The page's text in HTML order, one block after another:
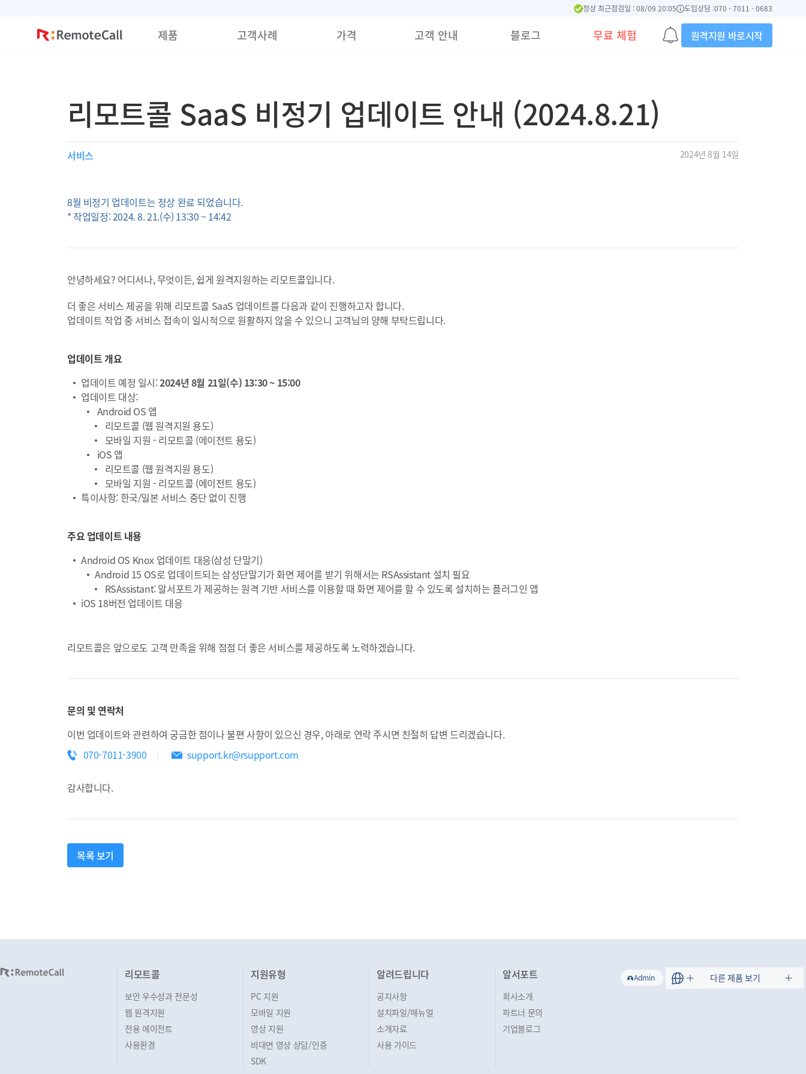
정상 최근점검일 : 08/09 20:05 도입상담 :070 - 7011 - 0683
제품 고객사례 가격 고객 안내 블로그 무료 체험 원격지원 바로시작
리모트콜 SaaS 비정기 업데이트 안내 (2024.8.21)
서비스 2024년 8월 14일
8월 비정기 업데이트는 정상 완료 되었습니다.
* 작업일정: 2024. 8. 21.(수) 13:30 ~ 14:42
안녕하세요? 어디서나, 무엇이든, 쉽게 원격지원하는 리모트콜입니다.
더 좋은 서비스 제공을 위해 리모트콜 SaaS 업데이트를 다음과 같이 진행하고자 합니다.
업데이트 작업 중 서비스 접속이 일시적으로 원활하지 않을 수 있으니 고객님의 양해 부탁드립니다.
업데이트 개요
업데이트 예정 일시:2024년 8월 21일(수) 13:30 ~ 15:00
업데이트 대상:
Android OS 앱
리모트콜 (웹 원격지원 용도)
모바일 지원 - 리모트콜 (에이전트 용도)
iOS 앱
리모트콜 (웹 원격지원 용도)
모바일 지원 - 리모트콜 (에이전트 용도)
특이사항: 한국/일본 서비스 중단 없이 진행
주요 업데이트 내용
Android OS Knox 업데이트 대응(삼성 단말기)
Android 15 OS로 업데이트되는 삼성단말기가 화면 제어를 받기 위해서는 RSAssistant 설치 필요
RSAssistant: 알서포트가 제공하는 원격 기반 서비스를 이용할 때 화면 제어를 할 수 있도록 설치하는 플러그인 앱
iOS 18버전 업데이트 대응
리모트콜은 앞으로도 고객 만족을 위해 점점 더 좋은 서비스를 제공하도록 노력하겠습니다.
문의 및 연락처
이번 업데이트와 관련하여 궁금한 점이나 불편 사항이 있으신 경우, 아래로 연락 주시면 친절히 답변 드리겠습니다.
070-7011-3900
support.kr@rsupport.com
감사합니다.
목록 보기
리모트콜
보안 우수성과 전문성
웹 원격지원
전용 에이전트
사용환경
지원유형
PC 지원
모바일 지원
영상 지원
비대면 영상 상담/인증
SDK
알려드립니다
공지사항
설치파일/매뉴얼
소개자료
사용 가이드
알서포트
회사소개
파트너 문의
기업블로그
Admin 다른 제품 보기